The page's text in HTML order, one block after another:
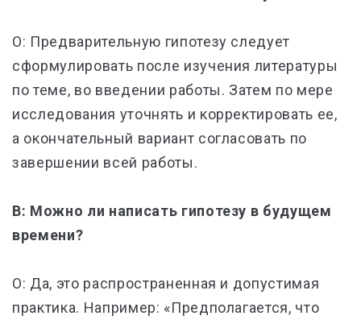
О: Предварительную гипотезу следует
сформулировать после изучения литературы
по теме, во введении работы. Затем по мере
исследования уточнять и корректировать ее,
а окончательный вариант согласовать по
завершении всей работы.
В: Можно ли написать гипотезу в будущем
времени?
О: Да, это распространенная и допустимая
практика. Например: «Предполагается, что